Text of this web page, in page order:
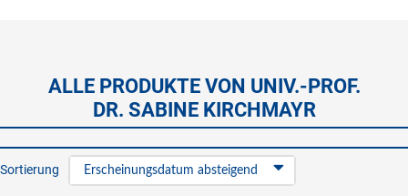
ALLE PRODUKTE VON UNIV.-PROF.
DR. SABINE KIRCHMAYR
Sortierung Erscheinungsdatum absteigend